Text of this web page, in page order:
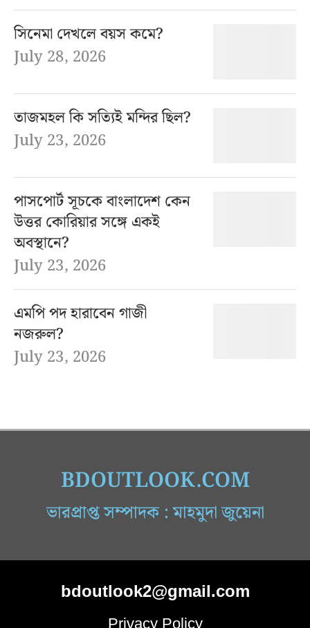
সিনেমা দেখলে বয়স কমে?
July 28, 2026
তাজমহল কি সত্যিই মন্দির ছিল?
July 23, 2026
পাসপোর্ট সূচকে বাংলাদেশ কেন
উত্তর কোরিয়ার সঙ্গে একই
অবস্থানে?
July 23, 2026
এমপি পদ হারাবেন গাজী
নজরুল?
July 23, 2026
BDOUTLOOK.COM
ভারপ্রাপ্ত সম্পাদক : মাহমুদা জুয়েনা
bdoutlook2@gmail.com
Privacy Policy